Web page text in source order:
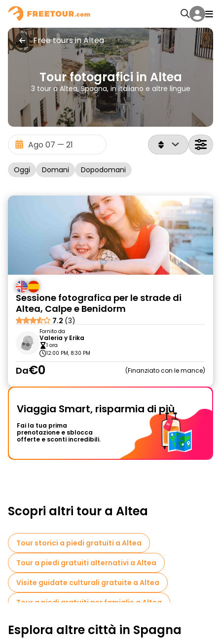
Free tours in Altea
Tour fotografici in Altea
3 tour a Altea, Spagna, in italiano e altre lingue
Oggi Domani Dopodomani
Sessione fotografica per le strade di
Altea, Calpe e Benidorm
7.2 (3)
Fornito da
Valeria y Erika
1 ora
12:00 PM, 8:30 PM
Da€0 Finanziato con le mance
Viaggia Smart, risparmia di più
Fai la tua prima
prenotazione e sblocca
offerte e sconti incredibili.
Scopri altri tour a Altea
Tour storici a piedi gratuiti a Altea
Tour a piedi gratuiti alternativi a Altea
Visite guidate culturali gratuite a Altea
Tour a piedi gratuiti per famiglie a Altea
Tour fotografici in Altea
Crociere in Altea
Esplora altre città in Spagna